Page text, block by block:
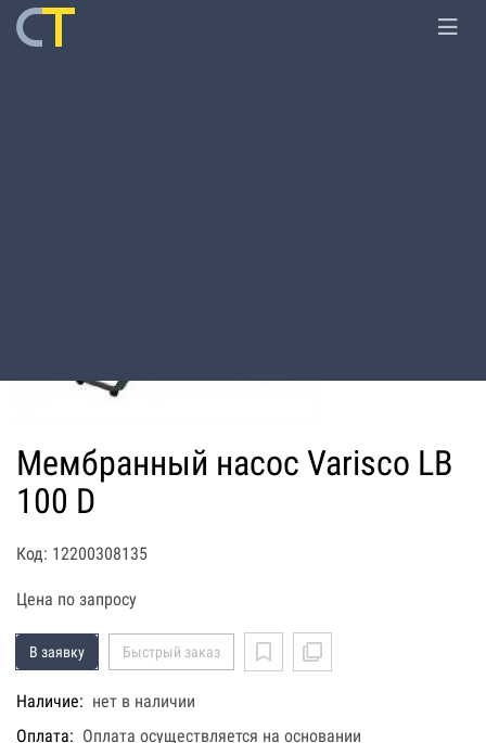
Мембранный насос Varisco LB
100 D
Код: 12200308135
Цена по запросу
В заявку Быстрый заказ
Наличие: нет в наличии
Оплата: Оплата осуществляется на основании